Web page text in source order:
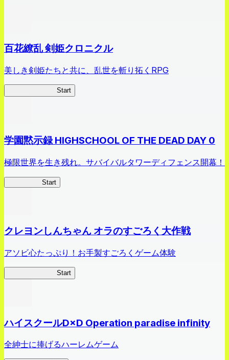
百花繚乱 剣姫クロニクル
美しき剣姫たちと共に、乱世を斬り拓くRPG
Start
学園黙示録 HIGHSCHOOL OF THE DEAD DAY 0
極限世界を生き残れ。サバイバルタワーディフェンス開幕！
Start
クレヨンしんちゃん オラのすごろく大作戦
アソビ心たっぷり！お手製すごろくゲーム体験
Start
ハイスクールD×D Operation paradise infinity
全紳士に捧げるハーレムゲーム